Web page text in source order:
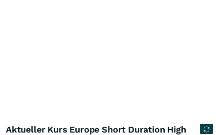
Aktueller Kurs Europe Short Duration High